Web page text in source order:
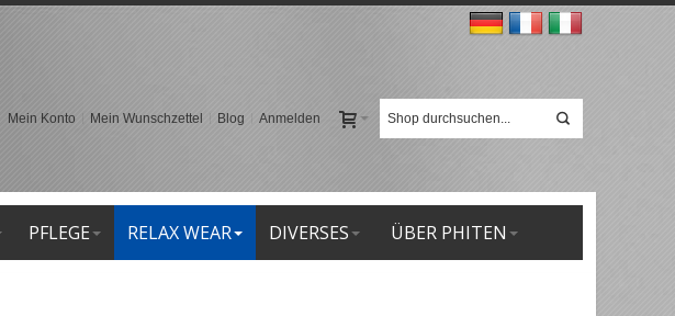
Mein Konto Mein Wunschzettel Blog Anmelden
PFLEGE RELAX WEAR DIVERSES ÜBER PHITEN